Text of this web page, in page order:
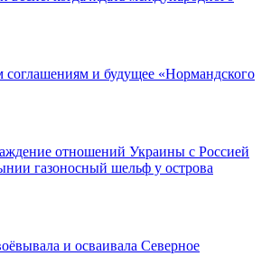
и будущее «Нормандского
отношений Украины с Россией
газоносный шельф у острова
и осваивала Северное